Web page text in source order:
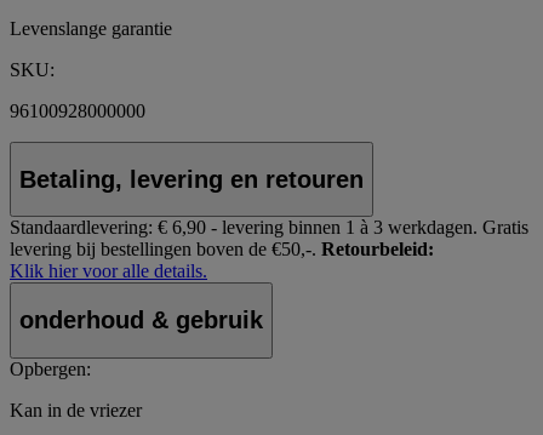
Levenslange garantie
SKU:
96100928000000
Betaling, levering en retouren
Standaardlevering: € 6,90 - levering binnen 1 à 3 werkdagen. Gratis
levering bij bestellingen boven de €50,-. Retourbeleid:
Klik hier voor alle details.
onderhoud & gebruik
Opbergen:
Kan in de vriezer